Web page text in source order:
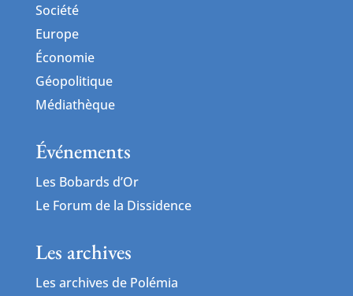
Société
Europe
Économie
Géopolitique
Médiathèque
Événements
Les Bobards d’Or
Le Forum de la Dissidence
Les archives
Les archives de Polémia